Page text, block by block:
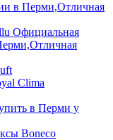
в Перми,Отличная
Официальная
Clima
в Перми у
Boneсo